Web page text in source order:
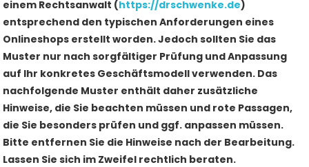
einem Rechtsanwalt (https://drschwenke.de)
entsprechend den typischen Anforderungen eines
Onlineshops erstellt worden. Jedoch sollten Sie das
Muster nur nach sorgfältiger Prüfung und Anpassung
auf Ihr konkretes Geschäftsmodell verwenden. Das
nachfolgende Muster enthält daher zusätzliche
Hinweise, die Sie beachten müssen und rote Passagen,
die Sie besonders prüfen und ggf. anpassen müssen.
Bitte entfernen Sie die Hinweise nach der Bearbeitung.
Lassen Sie sich im Zweifel rechtlich beraten.